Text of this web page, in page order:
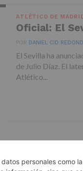
ATLÉTICO DE
Oficial: El
POR DANIEL CID
El Sevilla ha
de Julio Díaz. El
Atlético...